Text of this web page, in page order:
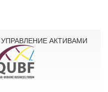
УПРАВЛЕНИЕ АКТИВАМИ